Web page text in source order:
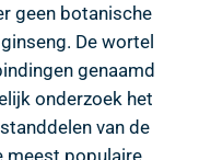
geen botanische
De wortel
genaamd
onderzoek het
van de
meest populaire